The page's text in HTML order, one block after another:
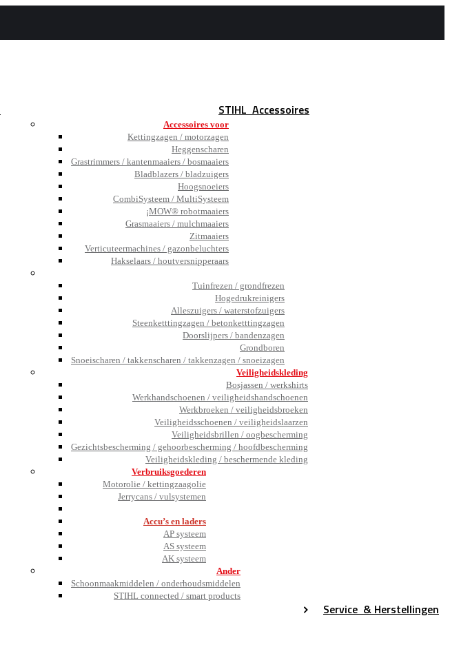
STIHL Accessoires
Accessoires voor
Kettingzagen / motorzagen
Heggenscharen
Grastrimmers / kantenmaaiers / bosmaaiers
Bladblazers / bladzuigers
Hoogsnoeiers
CombiSysteem / MultiSysteem
¡MOW® robotmaaiers
Grasmaaiers / mulchmaaiers
Zitmaaiers
Verticuteermachines / gazonbeluchters
Hakselaars / houtversnipperaars
Tuinfrezen / grondfrezen
Hogedrukreinigers
Alleszuigers / waterstofzuigers
Steenketttingzagen / betonketttingzagen
Doorslijpers / bandenzagen
Grondboren
Snoeischaren / takkenscharen / takkenzagen / snoeizagen
Veiligheidskleding
Bosjassen / werkshirts
Werkhandschoenen / veiligheidshandschoenen
Werkbroeken / veiligheidsbroeken
Veiligheidsschoenen / veiligheidslaarzen
Veiligheidsbrillen / oogbescherming
Gezichtsbescherming / gehoorbescherming / hoofdbescherming
Veiligheidskleding / beschermende kleding
Verbruiksgoederen
Motorolie / kettingzaagolie
Jerrycans / vulsystemen
Accu’s en laders
AP systeem
AS systeem
AK systeem
Ander
Schoonmaakmiddelen / onderhoudsmiddelen
STIHL connected / smart products
Service & Herstellingen